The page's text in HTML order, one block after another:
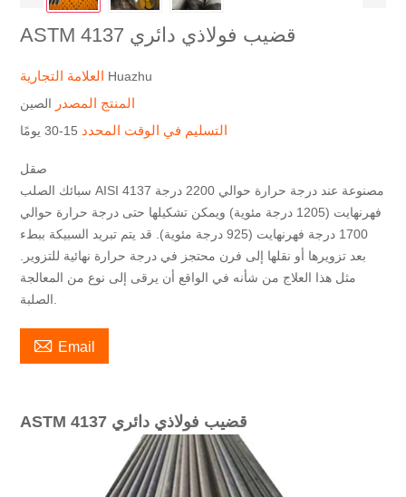
ASTM 4137 قضيب فولاذي دائري
Huazhu
المنتج المصدر الصين
التسليم في الوقت المحدد 15-30 يومًا
صقل
سبائك الصلب AISI 4137 مصنوعة عند درجة حرارة حوالي 2200 درجة
فهرنهايت (1205 درجة مئوية) ويمكن تشكيلها حتى درجة حرارة حوالي
1700 درجة فهرنهايت (925 درجة مئوية). قد يتم تبريد السبيكة ببطء
بعد تزويرها أو نقلها إلى فرن محتجز في درجة حرارة نهائية للتزوير.
مثل هذا العلاج من شأنه في الواقع أن يرقى إلى نوع من المعالجة
 Email
ASTM 4137 قضيب فولاذي دائري